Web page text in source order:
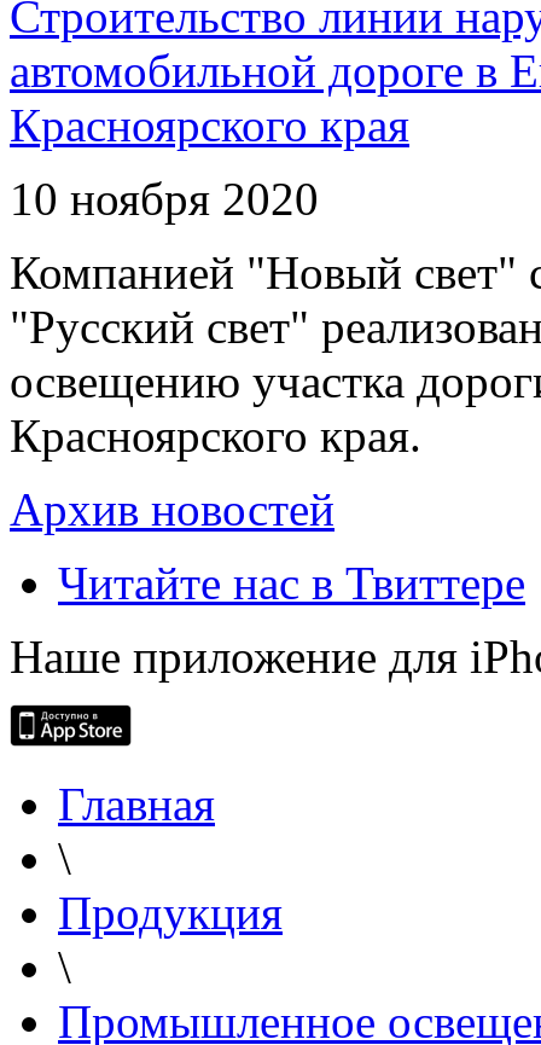
Строительство линии
автомобильной дороге в
Красноярского края
10 ноября 2020
Компанией "Новый свет"
"Русский свет"
освещению участка
Красноярского края.
Архив новостей
Читайте нас в Твиттере
Наше приложение для
Главная
\
Продукция
\
Промышленное